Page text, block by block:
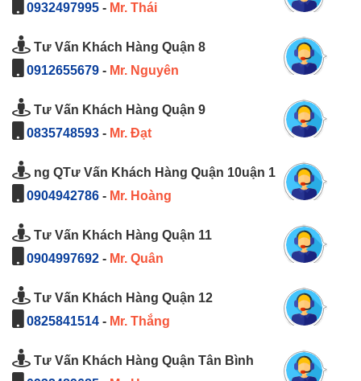
0932497995 - Mr. Thái
Tư Vấn Khách Hàng Quận 8
0912655679 - Mr. Nguyên
Tư Vấn Khách Hàng Quận 9
0835748593 - Mr. Đạt
ng QTư Vấn Khách Hàng Quận 10uận 1
0904942786 - Mr. Hoàng
Tư Vấn Khách Hàng Quận 11
0904997692 - Mr. Quân
Tư Vấn Khách Hàng Quận 12
0825841514 - Mr. Thắng
Tư Vấn Khách Hàng Quận Tân Bình